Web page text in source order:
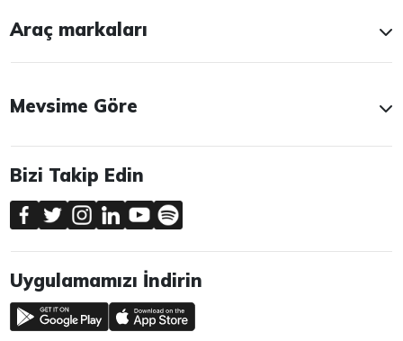
Araç markaları
Mevsime Göre
Bizi Takip Edin
Uygulamamızı İndirin